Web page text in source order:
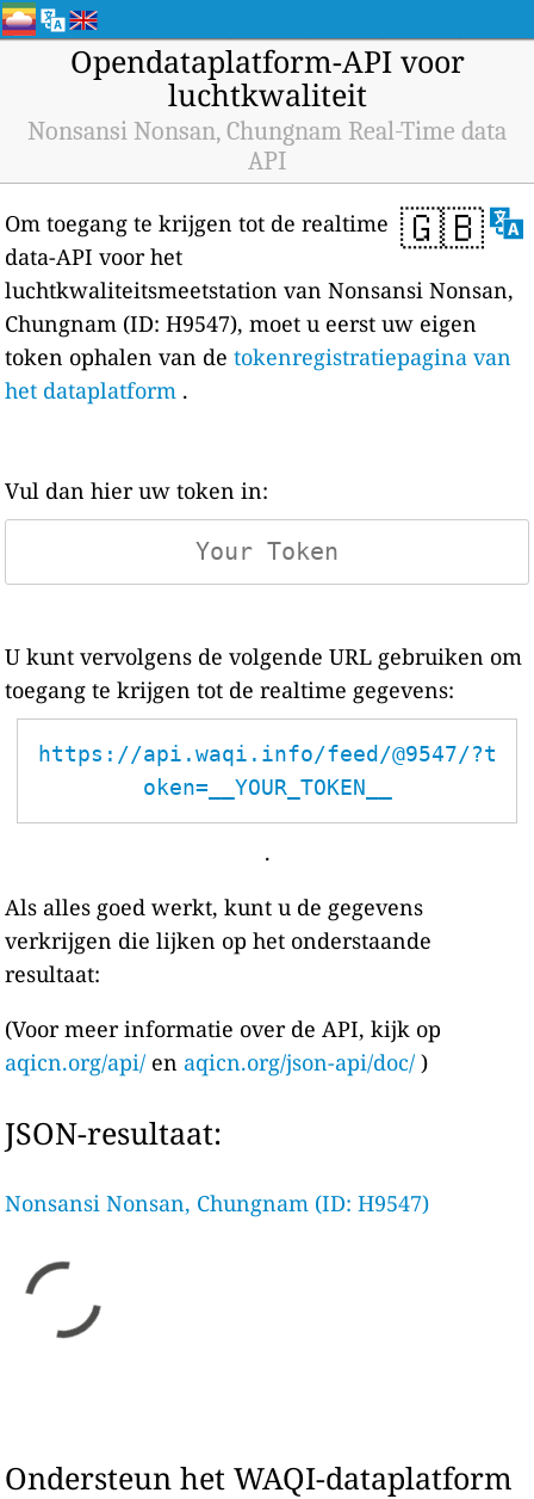
Opendataplatform-API voor
luchtkwaliteit
Nonsansi Nonsan, Chungnam Real-Time data
API
🇬🇧
Om toegang te krijgen tot de realtime
data-API voor het
luchtkwaliteitsmeetstation van Nonsansi Nonsan,
Chungnam (ID: H9547), moet u eerst uw eigen
token ophalen van detokenregistratiepagina van
het dataplatform .
Vul dan hier uw token in:
U kunt vervolgens de volgende URL gebruiken om
toegang te krijgen tot de realtime gegevens:
https://api.waqi.info/feed/@9547/?t
oken=__YOUR_TOKEN__
.
Als alles goed werkt, kunt u de gegevens
verkrijgen die lijken op het onderstaande
resultaat:
(Voor meer informatie over de API, kijk op
aqicn.org/api/ en aqicn.org/json-api/doc/ )
JSON-resultaat:
Nonsansi Nonsan, Chungnam (ID: H9547)
Ondersteun het WAQI-dataplatform